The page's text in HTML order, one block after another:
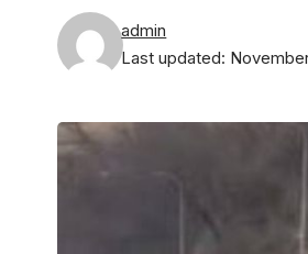
Last updated:
admin